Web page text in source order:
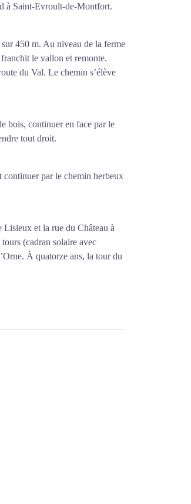
à Saint-Evroult-de-Montfort.
450 m. Au niveau de la ferme
le vallon et remonte.
du Val. Le chemin s’élève
bois, continuer en face par le
tout droit.
par le chemin herbeux
et la rue du Château à
(cadran solaire avec
À quatorze ans, la tour du